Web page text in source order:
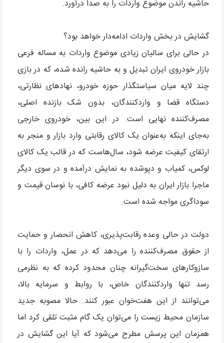
حاشیه راندن موضوع واردات را به صدا درآورد.
گشایش در بخش واردات ادامه‌دار خواهد بود؟
در حالی برای سالیان زیادی موضوع واردات به مساله فرعی
بازار خودروی ایران تبدیل و به حاشیه رانده شده، که در بازی
چند لایه میان سیاستگذار حوزه خودرو، نهادهای نظارتی،
دستگاه قضا و واردکنندگان، بدون شک بازنده اصلی،
مصرف‌کننده نهایی است. در این بین، خودروی خارجی
به‌جای اینکه به‌عنوان یک کالای رقابتی وارد بازار و منجر به
ارتقای کیفیت عرضه شود، سال‌هاست که در قالب یک کالای
لوکس، کمیاب و دپو‌شده به نمایش درآمده و در سوی دیگر
ماجرا بازار ایران به دلیل نبود عرضه کافی، با نوسان قیمت و
سوداگری مواجه شده است.
دولت در حالی وعده رقابت‌پذیری، کاهش انحصار و حمایت
از حقوق مصرف‌کننده را می‌دهد که در عمل، واردات را با
سازوکارهای سخت‌گیرانه چنان محدود کرده که به نظرمی
رسد تنها واردکنندگان خاص، با روابط و سرمایه بالا،
می‌توانند از این هفت‌خوان عبور کنند. حالا مصوبه جدید
سازمان محیط زیست را می‌توان یک گام مثبت تلقی کرد اما
همزمان این پرسش مطرح می‌شود که آیا این گشایش در